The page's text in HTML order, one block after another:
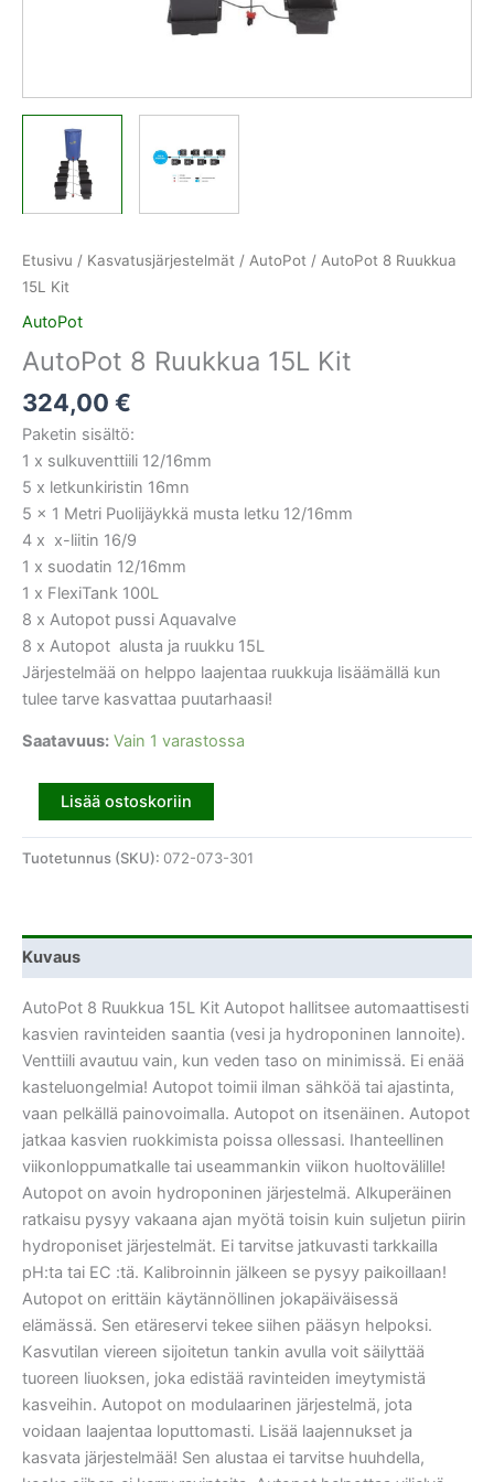
Etusivu / Kasvatusjärjestelmät / AutoPot / AutoPot 8 Ruukkua
15L Kit
AutoPot
AutoPot 8 Ruukkua 15L Kit
324,00 €
Paketin sisältö:
1 x sulkuventtiili 12/16mm
5 x letkunkiristin 16mn
5 x 1 Metri Puolijäykkä musta letku 12/16mm
4 x x-liitin 16/9
1 x suodatin 12/16mm
1 x FlexiTank 100L
8 x Autopot pussi Aquavalve
8 x Autopot alusta ja ruukku 15L
Järjestelmää on helppo laajentaa ruukkuja lisäämällä kun
tulee tarve kasvattaa puutarhaasi!
Saatavuus: Vain 1 varastossa
Lisää ostoskoriin
Tuotetunnus (SKU): 072-073-301
Kuvaus
AutoPot 8 Ruukkua 15L Kit Autopot hallitsee automaattisesti
kasvien ravinteiden saantia (vesi ja hydroponinen lannoite).
Venttiili avautuu vain, kun veden taso on minimissä. Ei enää
kasteluongelmia! Autopot toimii ilman sähköä tai ajastinta,
vaan pelkällä painovoimalla. Autopot on itsenäinen. Autopot
jatkaa kasvien ruokkimista poissa ollessasi. Ihanteellinen
viikonloppumatkalle tai useammankin viikon huoltovälille!
Autopot on avoin hydroponinen järjestelmä. Alkuperäinen
ratkaisu pysyy vakaana ajan myötä toisin kuin suljetun piirin
hydroponiset järjestelmät. Ei tarvitse jatkuvasti tarkkailla
pH:ta tai EC :tä. Kalibroinnin jälkeen se pysyy paikoillaan!
Autopot on erittäin käytännöllinen jokapäiväisessä
elämässä. Sen etäreservi tekee siihen pääsyn helpoksi.
Kasvutilan viereen sijoitetun tankin avulla voit säilyttää
tuoreen liuoksen, joka edistää ravinteiden imeytymistä
kasveihin. Autopot on modulaarinen järjestelmä, jota
voidaan laajentaa loputtomasti. Lisää laajennukset ja
kasvata järjestelmää! Sen alustaa ei tarvitse huuhdella,